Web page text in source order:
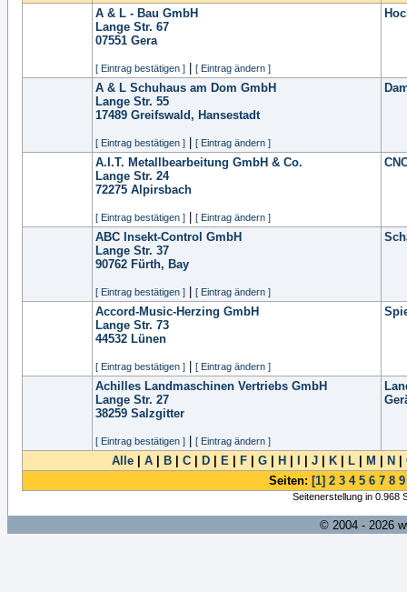
A & L - Bau GmbH
Lange Str. 67
07551 Gera
[ Eintrag bestätigen ] [ Eintrag ändern ]
A & L Schuhaus am Dom GmbH
Lange Str. 55
17489 Greifswald, Hansestadt
[ Eintrag bestätigen ] [ Eintrag ändern ]
A.I.T. Metallbearbeitung GmbH & Co.
Lange Str. 24
72275 Alpirsbach
[ Eintrag bestätigen ] [ Eintrag ändern ]
ABC Insekt-Control GmbH
Lange Str. 37
90762 Fürth, Bay
[ Eintrag bestätigen ] [ Eintrag ändern ]
Accord-Music-Herzing GmbH
Lange Str. 73
44532 Lünen
[ Eintrag bestätigen ] [ Eintrag ändern ]
Achilles Landmaschinen Vertriebs GmbH
Lange Str. 27
38259 Salzgitter
[ Eintrag bestätigen ] [ Eintrag ändern ]
Alle A B C D E F G H J K L M N
Seiten: [1] 2 3 4 5 6 7 8 9
Seitenerstellung in 0.968
© 2004 - 2026